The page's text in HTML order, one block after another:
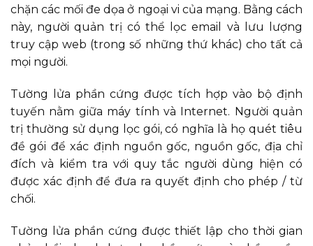
chặn các mối đe dọa ở ngoại vi của mạng. Bằng cách
này, người quản trị có thể lọc email và lưu lượng
truy cập web (trong số những thứ khác) cho tất cả
mọi người.
Tường lửa phần cứng được tích hợp vào bộ định
tuyến nằm giữa máy tính và Internet. Người quản
trị thường sử dụng lọc gói, có nghĩa là họ quét tiêu
đề gói để xác định nguồn gốc, nguồn gốc, địa chỉ
đích và kiểm tra với quy tắc người dùng hiện có
được xác định để đưa ra quyết định cho phép / từ
chối.
Tường lửa phần cứng được thiết lập cho thời gian